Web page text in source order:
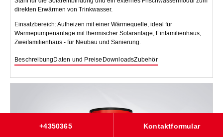
direkten Erwärmen von Trinkwasser.
Einsatzbereich: Aufheizen mit einer Wärmequelle, ideal für
Wärmepumpenanlage mit thermischer Solaranlage, Einfamilienhaus,
Zweifamilienhaus - für Neubau und Sanierung.
Beschreibung Daten und Preise DownloadsZubehör
+4350365 Kontaktformular